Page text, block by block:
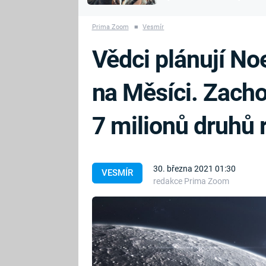
PRVNÍ SVĚTOVÁ
BRITSKÁ
KRÁLOVSKÁ
RODINA
Prima Zoom ■ Vesmír
VESMÍR
30. března 2021 01:30
redakce Prima Zoom
Vědci plánují
na Měsíci.
7 milionů druhů